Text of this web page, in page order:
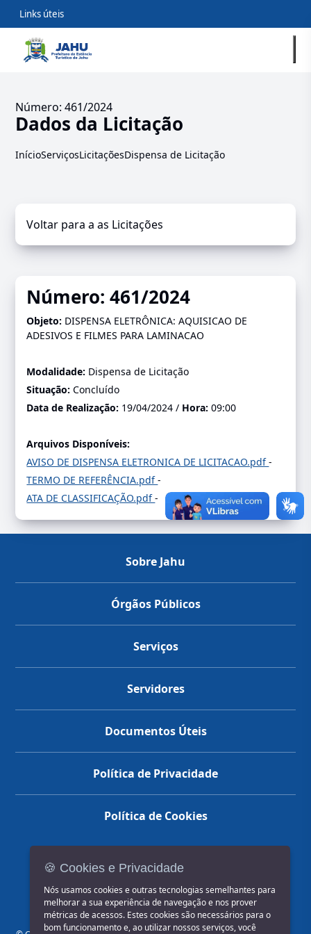
Links úteis
Número: 461/2024
Dados da Licitação
InícioServiçosLicitaçõesDispensa de Licitação
Voltar para a as Licitações
Número: 461/2024
Objeto: DISPENSA ELETRÔNICA: AQUISICAO DE
ADESIVOS E FILMES PARA LAMINACAO
Modalidade: Dispensa de Licitação
Situação:Concluído
Data de Realização: 19/04/2024 / Hora:09:00
Arquivos Disponíveis:
AVISO DE DISPENSA ELETRONICA DE LICITACAO.pdf-
TERMO DE REFERÊNCIA.pdf-
ATA DE CLASSIFICAÇÃO.pdf-
Sobre Jahu
Órgãos Públicos
Serviços
Servidores
Documentos Úteis
Política de Privacidade
Política de Cookies
🍪 Cookies e Privacidade
Nós usamos cookies e outras tecnologias semelhantes para
melhorar a sua experiência de navegação e nos prover
métricas de acessos. Estes cookies são necessários para o
bom funcionamento e, ao utilizar nossos serviços, você